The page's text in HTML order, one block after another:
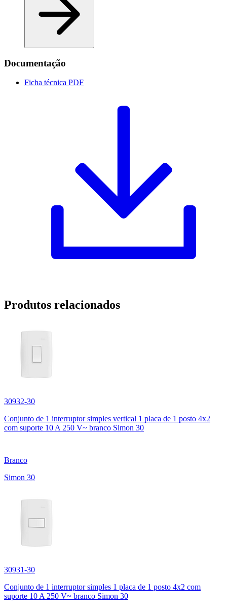
Documentação
Ficha técnica PDF
Produtos relacionados
30932-30
Conjunto de 1 interruptor simples vertical 1 placa de 1 posto 4x2
com suporte 10 A 250 V~ branco Simon 30
Branco
Simon 30
30931-30
Conjunto de 1 interruptor simples 1 placa de 1 posto 4x2 com
suporte 10 A 250 V~ branco Simon 30